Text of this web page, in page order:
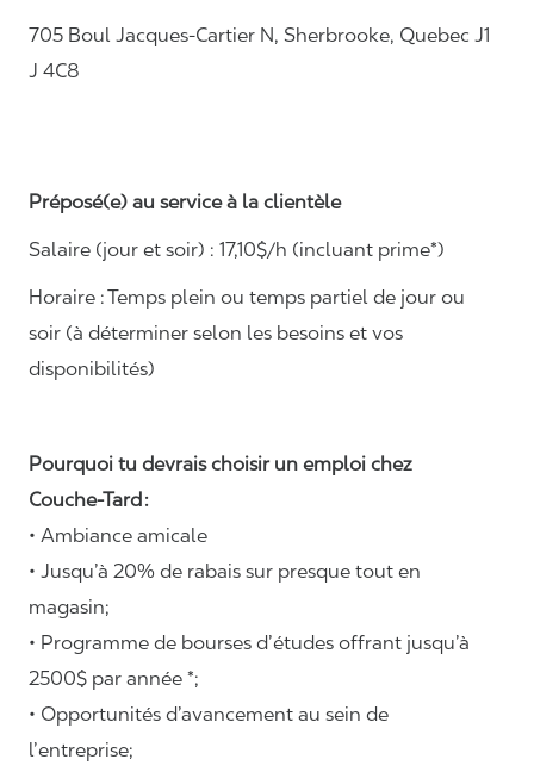
705 Boul Jacques-Cartier N, Sherbrooke, Quebec J1
J 4C8
Préposé(e) au service à la clientèle
Salaire (jour et soir) : 17,10$/h (incluant prime*)
Horaire :Temps plein ou temps partiel de jour ou
soir (à déterminer selon les besoins et vos
disponibilités)
Pourquoi tu devrais choisir un emploi chez
Couche-Tard :
• Ambiance amicale
• Jusqu’à 20% de rabais sur presque tout en
magasin;
• Programme de bourses d’études offrant jusqu’à
2500$ par année *;
• Opportunités d’avancement au sein de
l’entreprise;